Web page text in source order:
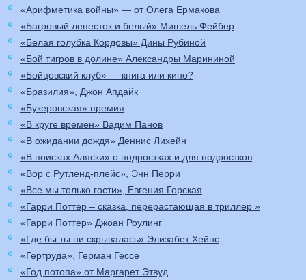
«Арифметика войны» — от Олега Ермакова
«Багровый лепесток и белый» Мишель Фейбер
«Белая голубка Кордовы» Дины Рубиной
«Бой тигров в долине» Александры Марининой
«Бойцовский клуб» — книга или кино?
«Бразилия», Джон Апдайк
«Букеровская» премия
«В круге времен» Вадим Панов
«В ожидании дождя» Деннис Лихейн
«В поисках Аляски» о подростках и для подростков
«Вор с Рутленд-плейс», Энн Перри
«Все мы только гости», Евгения Горская
«Гарри Поттер – сказка, перерастающая в триллер »
«Гарри Поттер» Джоан Роулинг
«Где бы ты ни скрывалась» Элизабет Хейнс
«Гертруда», Герман Гессе
«Год потопа» от Маргарет Этвуд